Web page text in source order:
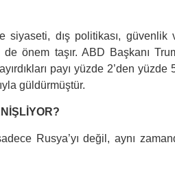
siyaseti, dış politikası, güvenlik
önem taşır. ABD Başkanı
payı yüzde 2’den yüzde
güldürmüştür.
Rusya’yı değil, aynı